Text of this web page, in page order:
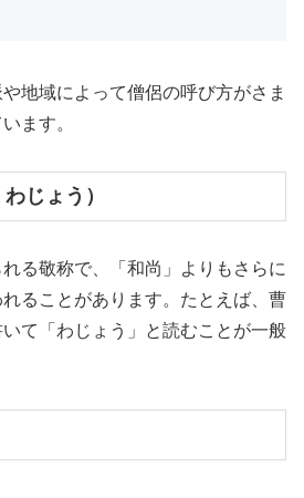
地域によって僧侶の呼び方がさま
ます。
じょう）
る敬称で、「和尚」よりもさらに
ることがあります。たとえば、曹
て「わじょう」と読むことが一般